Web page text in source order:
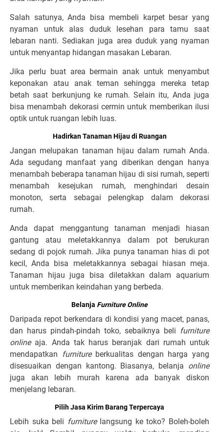
Salah satunya, Anda bisa membeli karpet besar yang
nyaman untuk alas duduk lesehan para tamu saat
lebaran nanti. Sediakan juga area duduk yang nyaman
untuk menyantap hidangan masakan Lebaran.
Jika perlu buat area bermain anak untuk menyambut
keponakan atau anak teman sehingga mereka tetap
betah saat berkunjung ke rumah. Selain itu, Anda juga
bisa menambah dekorasi cermin untuk memberikan ilusi
optik untuk ruangan lebih luas.
Hadirkan Tanaman Hijau di Ruangan
Jangan melupakan tanaman hijau dalam rumah Anda.
Ada segudang manfaat yang diberikan dengan hanya
menambah beberapa tanaman hijau di sisi rumah, seperti
menambah kesejukan rumah, menghindari desain
monoton, serta sebagai pelengkap dalam dekorasi
rumah.
Anda dapat menggantung tanaman menjadi hiasan
gantung atau meletakkannya dalam pot berukuran
sedang di pojok rumah. Jika punya tanaman hias di pot
kecil, Anda bisa meletakkannya sebagai hiasan meja.
Tanaman hijau juga bisa diletakkan dalam aquarium
untuk memberikan keindahan yang berbeda.
Belanja Furniture Online
Daripada repot berkendara di kondisi yang macet, panas,
dan harus pindah-pindah toko, sebaiknya beli furniture
online aja. Anda tak harus beranjak dari rumah untuk
mendapatkan
furniture berkualitas dengan harga yang
disesuaikan dengan kantong. Biasanya, belanja online
juga akan lebih murah karena ada banyak diskon
menjelang lebaran.
Pilih Jasa Kirim Barang Terpercaya
Lebih suka beli furniture langsung ke toko? Boleh-boleh